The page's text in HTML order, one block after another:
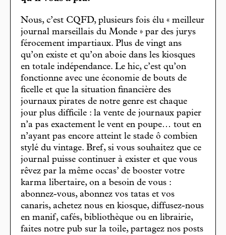
Nous, c’est CQFD, plusieurs fois élu « meilleur
journal marseillais du Monde » par des jurys
férocement impartiaux. Plus de vingt ans
qu’on existe et qu’on aboie dans les kiosques
en totale indépendance. Le hic, c’est qu’on
fonctionne avec une économie de bouts de
ficelle et que la situation financière des
journaux pirates de notre genre est chaque
jour plus difficile : la vente de journaux papier
n’a pas exactement le vent en poupe… tout en
n’ayant pas encore atteint le stade ô combien
stylé du vintage. Bref, si vous souhaitez que ce
journal puisse continuer à exister et que vous
rêvez par la même occas’ de booster votre
karma libertaire, on a besoin de vous :
abonnez-vous, abonnez vos tatas et vos
canaris, achetez nous en kiosque, diffusez-nous
en manif, cafés, bibliothèque ou en librairie,
faites notre pub sur la toile, partagez nos posts